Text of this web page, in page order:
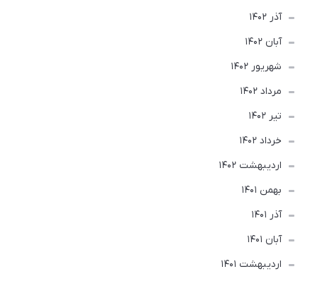
آذر 1402
آبان 1402
شهریور 1402
مرداد 1402
تير 1402
خرداد 1402
ارديبهشت 1402
بهمن 1401
آذر 1401
آبان 1401
ارديبهشت 1401